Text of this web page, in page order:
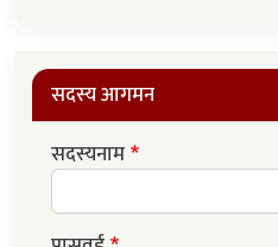
सदस्य आगमन
सदस्यनाम